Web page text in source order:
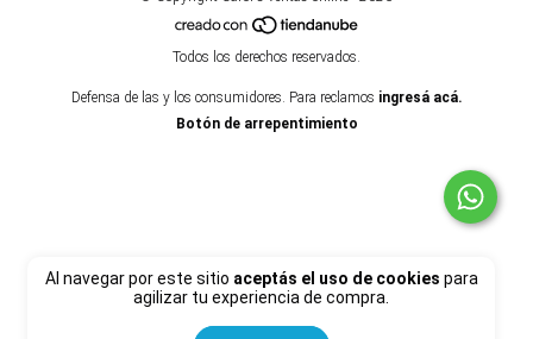
Al navegar por este sitio aceptás el uso de cookies para
agilizar tu experiencia de compra.
Todos los derechos reservados.
Defensa de las y los consumidores. Para reclamos ingresá acá.
Botón de arrepentimiento